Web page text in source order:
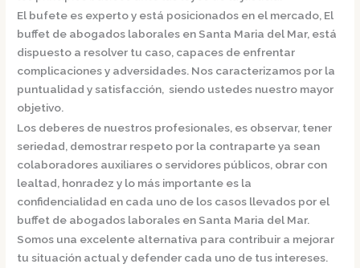
El bufete es experto y está posicionados en el mercado, El
buffet de abogados laborales en Santa Maria del Mar, está
dispuesto a resolver tu caso, capaces de enfrentar
complicaciones y adversidades. Nos caracterizamos por la
puntualidad y satisfacción, siendo ustedes nuestro mayor
objetivo.
Los deberes de nuestros profesionales, es observar, tener
seriedad, demostrar respeto por la contraparte ya sean
colaboradores auxiliares o servidores públicos, obrar con
lealtad, honradez y lo más importante es la
confidencialidad en cada uno de los casos llevados por el
buffet de abogados laborales en Santa Maria del Mar.
Somos una excelente alternativa para contribuir a mejorar
tu situación actual y defender cada uno de tus intereses.